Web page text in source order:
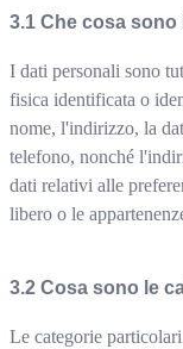
Che cosa sono
I dati personali sono
fisica identificata o
nome, l'indirizzo, la
telefono, nonché
dati relativi alle
libero o le
Cosa sono le
Le categorie